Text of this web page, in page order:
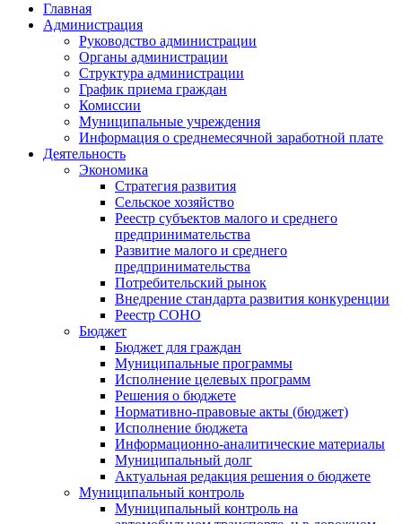
Главная
Администрация
Руководство администрации
Органы администрации
Структура администрации
График приема граждан
Комиссии
Муниципальные учреждения
Информация о среднемесячной заработной плате
Деятельность
Экономика
Стратегия развития
Сельское хозяйство
Реестр субъектов малого и среднего
предпринимательства
Развитие малого и среднего
предпринимательства
Потребительский рынок
Внедрение стандарта развития конкуренции
Реестр СОНО
Бюджет
Бюджет для граждан
Муниципальные программы
Исполнение целевых программ
Решения о бюджете
Нормативно-правовые акты (бюджет)
Исполнение бюджета
Информационно-аналитические материалы
Муниципальный долг
Актуальная редакция решения о бюджете
Муниципальный контроль
Муниципальный контроль на